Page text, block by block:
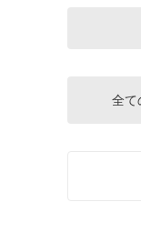
全て